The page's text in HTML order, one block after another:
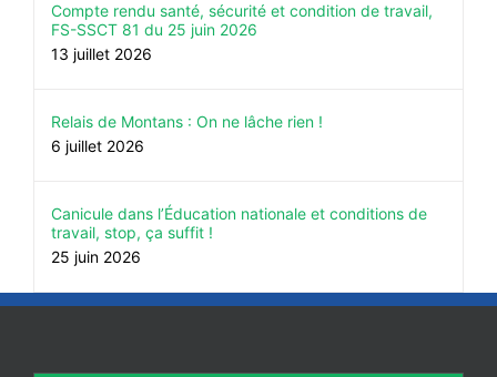
Compte rendu santé, sécurité et condition de travail,
FS-SSCT 81 du 25 juin 2026
13 juillet 2026
Relais de Montans : On ne lâche rien !
6 juillet 2026
Canicule dans l’Éducation nationale et conditions de
travail, stop, ça suffit !
25 juin 2026